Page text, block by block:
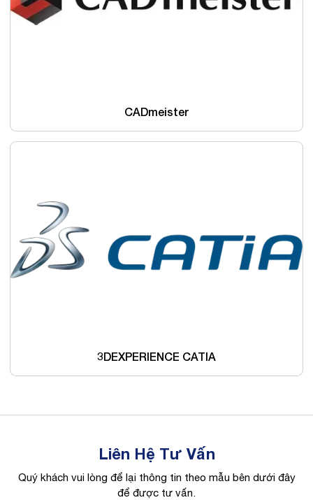
CADmeister
3DEXPERIENCE CATIA
Liên Hệ Tư Vấn
Quý khách vui lòng để lại thông tin theo mẫu bên dưới đây
để được tư vấn.